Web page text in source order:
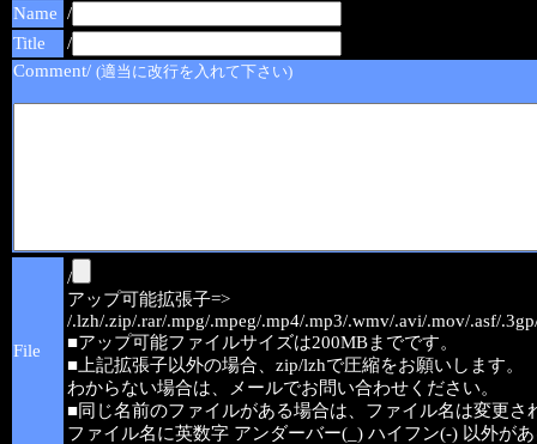
Name /
Title
/
Comment/ (適当に改行を入れて下さい)
File
/
アップ可能拡張子=>
/.lzh/.zip/.rar/.mpg/.mpeg/.mp4/.mp3/.wmv/.avi/.mov/.asf/
■アップ可能ファイルサイズは200MBまでです。
■上記拡張子以外の場合、zip/lzhで圧縮をお願いします。
わからない場合は、メールでお問い合わせください。
■同じ名前のファイルがある場合は、ファイル名は変更さ
ファイル名に英数字 アンダーバー(_) ハイフン(-) 以外が